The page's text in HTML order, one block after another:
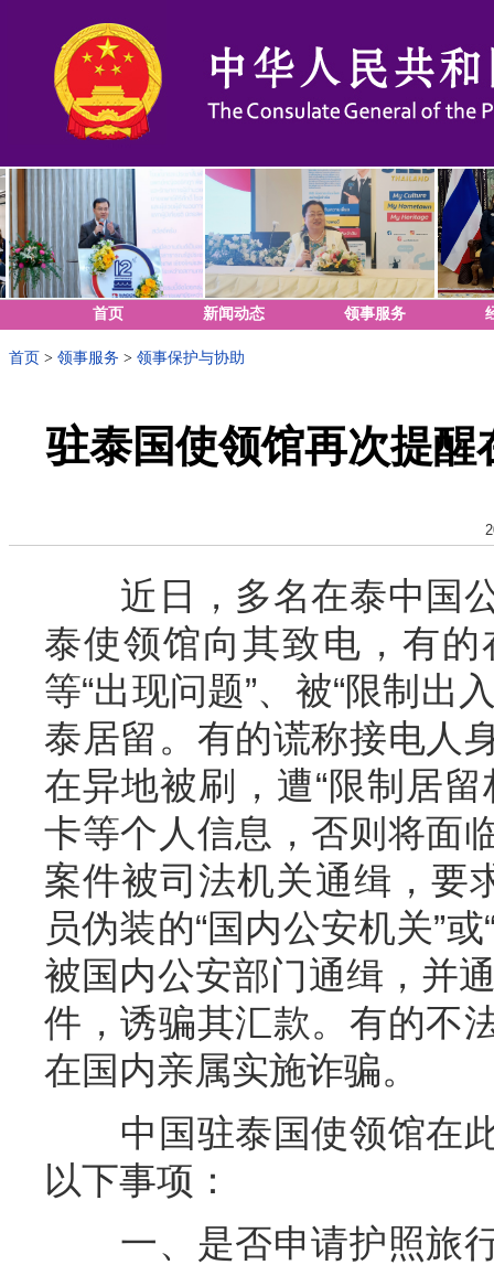
首页 新闻动态 领事服务
首页 > 领事服务 > 领事保护与协助
驻泰国使领馆再次提
近日，多名在泰中国公
泰使领馆向其致电，有
等“出现问题”、被“限制出
泰居留。有的谎称接电人
在异地被刷，遭“限制居
卡等个人信息，否则将面
案件被司法机关通缉，要
员伪装的“国内公安机关”
被国内公安部门通缉，并
件，诱骗其汇款。有的不
在国内亲属实施诈骗。
中国驻泰国使领馆在此
以下事项：
一、是否申请护照旅行